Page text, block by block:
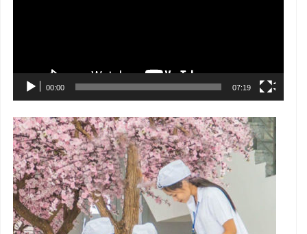
00:00 07:19